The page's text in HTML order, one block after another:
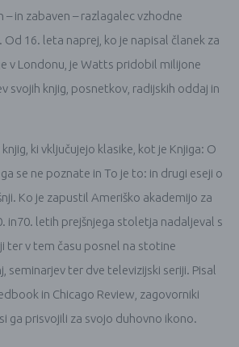
in zabaven – razlagalec vzhodne
16. leta naprej, ko je napisal članek za
v Londonu, je Watts pridobil milijone
svojih knjig, posnetkov, radijskih oddaj in
ki vključujejo klasike, kot je Knjiga: O
se ne poznate in To je to: in drugi eseji o
Ko je zapustil Ameriško akademijo za
in70. letih prejšnjega stoletja nadaljeval s
ter v tem času posnel na stotine
seminarjev ter dve televizijski seriji. Pisal
in Chicago Review, zagovorniki
ga prisvojili za svojo duhovno ikono.